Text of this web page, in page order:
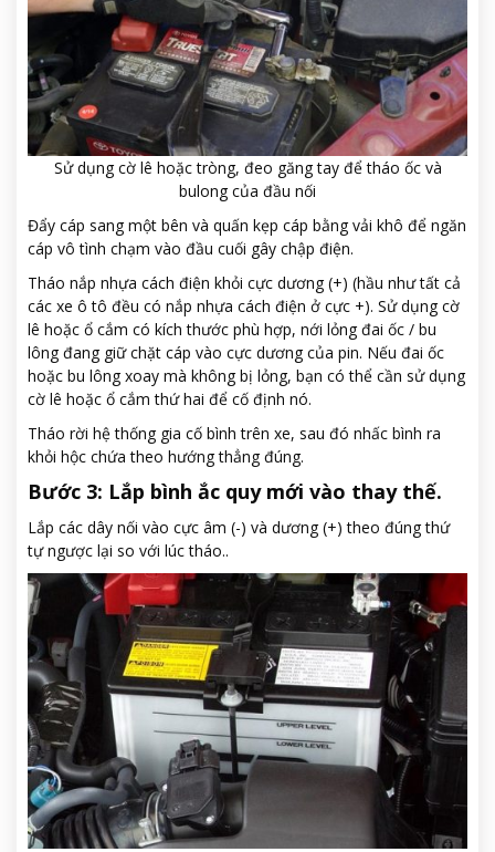
Sử dụng cờ lê hoặc tròng, đeo găng tay để tháo ốc và
bulong của đầu nối
Đẩy cáp sang một bên và quấn kẹp cáp bằng vải khô để ngăn
cáp vô tình chạm vào đầu cuối gây chập điện.
Tháo nắp nhựa cách điện khỏi cực dương (+) (hầu như tất cả
các xe ô tô đều có nắp nhựa cách điện ở cực +). Sử dụng cờ
lê hoặc ổ cắm có kích thước phù hợp, nới lỏng đai ốc / bu
lông đang giữ chặt cáp vào cực dương của pin. Nếu đai ốc
hoặc bu lông xoay mà không bị lỏng, bạn có thể cần sử dụng
cờ lê hoặc ổ cắm thứ hai để cố định nó.
Tháo rời hệ thống gia cố bình trên xe, sau đó nhấc bình ra
khỏi hộc chứa theo hướng thẳng đúng.
Bước 3: Lắp bình ắc quy mới vào thay thế.
Lắp các dây nối vào cực âm (-) và dương (+) theo đúng thứ
tự ngược lại so với lúc tháo..